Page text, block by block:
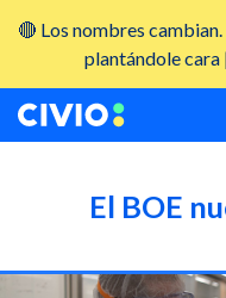
🔴 Los nombres
plantándole cara
El BOE